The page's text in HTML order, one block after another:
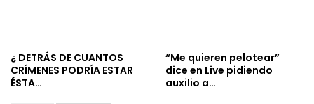
¿ DETRÁS DE CUANTOS
CRÍMENES PODRÍA ESTAR
ÉSTA…
“Me quieren pelotear”
dice en Live pidiendo
auxilio a…